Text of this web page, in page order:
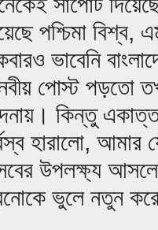
পশ্চিমা বিশ্ব,
ভাবেনি
পোস্ট পড়তো
কিন্তু
হারালো, আমার
উপলক্ষ্য
ভুলে নতুন করে